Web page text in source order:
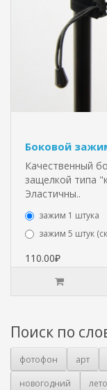
Боковой
Качественный
защелкой типа
Эластичны..
зажим 1 штука
зажим 5 штук
110.00₽
Поиск по
фотофон арт
новогодний
лето